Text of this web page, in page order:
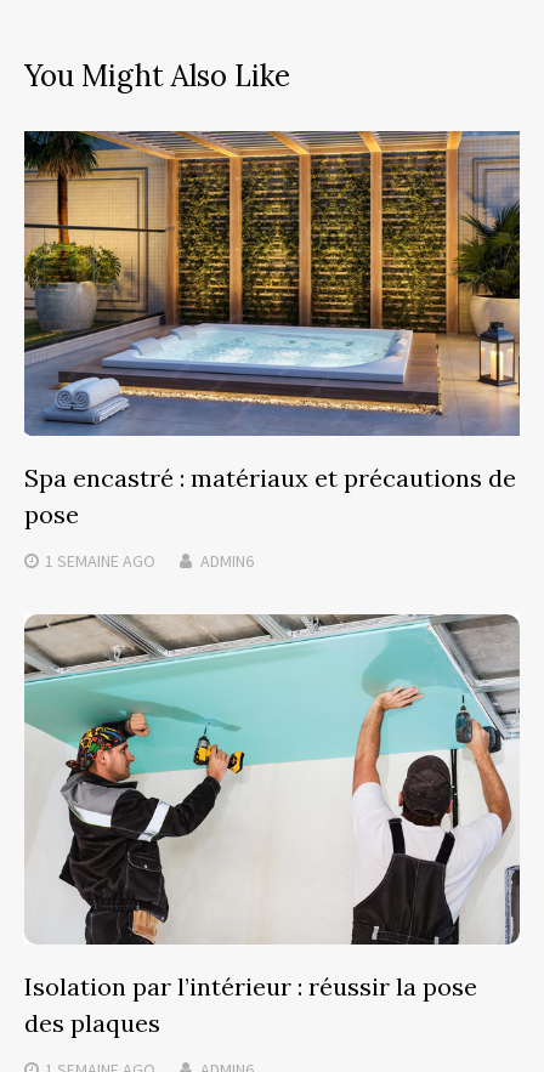
You Might Also Like
Spa encastré : matériaux et précautions de
pose
1 SEMAINE AGO ADMIN6
Isolation par l’intérieur : réussir la pose
des plaques